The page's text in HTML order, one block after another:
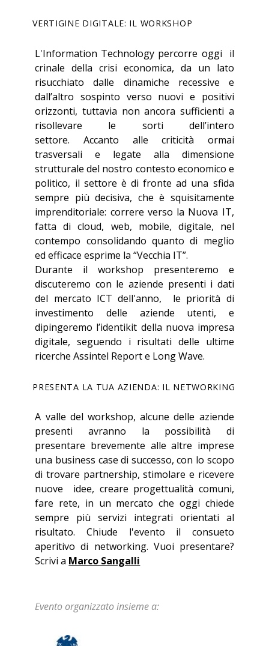
VERTIGINE DIGITALE: IL WORKSHOP
L'Information Technology percorre oggi il
crinale della crisi economica, da un lato
risucchiato dalle dinamiche recessive e
dall’altro sospinto verso nuovi e positivi
orizzonti, tuttavia non ancora sufficienti a
risollevare le sorti dell’intero
settore. Accanto alle criticità ormai
trasversali e legate alla dimensione
strutturale del nostro contesto economico e
politico, il settore è di fronte ad una sfida
sempre più decisiva, che è squisitamente
imprenditoriale: correre verso la Nuova IT,
fatta di cloud, web, mobile, digitale, nel
contempo consolidando quanto di meglio
ed efficace esprime la “Vecchia IT”.
Durante il workshop presenteremo e
discuteremo con le aziende presenti i dati
del mercato ICT dell'anno, le priorità di
investimento delle aziende utenti, e
dipingeremo l’identikit della nuova impresa
digitale, seguendo i risultati delle ultime
ricerche Assintel Report e Long Wave.
PRESENTA LA TUA AZIENDA: IL NETWORKING
A valle del workshop, alcune delle aziende
presenti avranno la possibilità di
presentare brevemente alle altre imprese
una business case di successo, con lo scopo
di trovare partnership, stimolare e ricevere
nuove idee, creare progettualità comuni,
fare rete, in un mercato che oggi chiede
sempre più servizi integrati orientati al
risultato. Chiude l'evento il consueto
aperitivo di networking. Vuoi presentare?
Scrivi a Marco Sangalli
Evento organizzato insieme a: